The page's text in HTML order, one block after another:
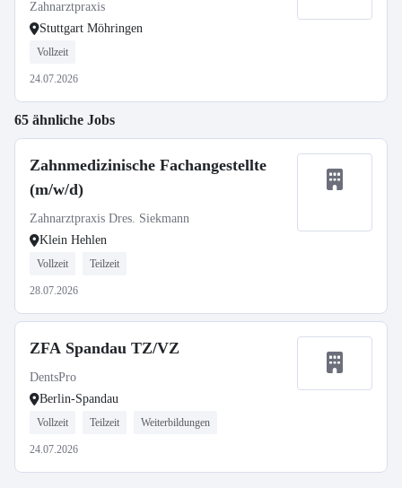
Zahnarztpraxis
Stuttgart Möhringen
Vollzeit
24.07.2026
65 ähnliche Jobs
Zahnmedizinische Fachangestellte
(m/w/d)
Zahnarztpraxis Dres. Siekmann
Klein Hehlen
Vollzeit Teilzeit
28.07.2026
ZFA Spandau TZ/VZ
DentsPro
Berlin-Spandau
Vollzeit Teilzeit Weiterbildungen
24.07.2026